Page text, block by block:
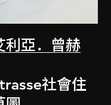
利亞．曾赫
社會住